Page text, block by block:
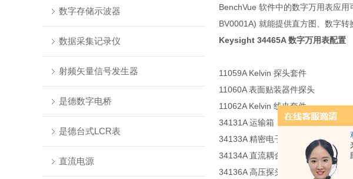
数字存储示波器
数据采集记录仪
射频矢量信号发生器
是德数字电桥
是德台式LCR表
直流电源
BenchVue 软件中的数字万用表应
BV0001A) 就能提供直方图、数字转
Keysight 34465A 数字万用表配置
11059A Kelvin 探头套件
11060A 表面贴装器件探头
11062A Kelvin 线夹套件
34131A 运输箱
34133A 精密电子测试引线
34134A 直流耦合电流探头
34136A 高压探头